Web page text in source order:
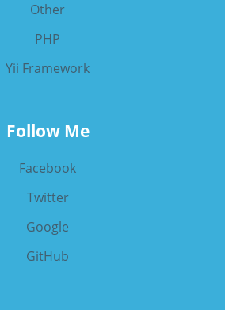
Other
PHP
Yii Framework
Follow Me
Facebook
Twitter
Google
GitHub